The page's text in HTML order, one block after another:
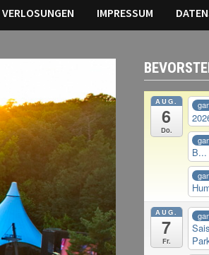
VERLOSUNGEN IMPRESSUM
AUG.
6
Do.
AUG.
7
Fr.